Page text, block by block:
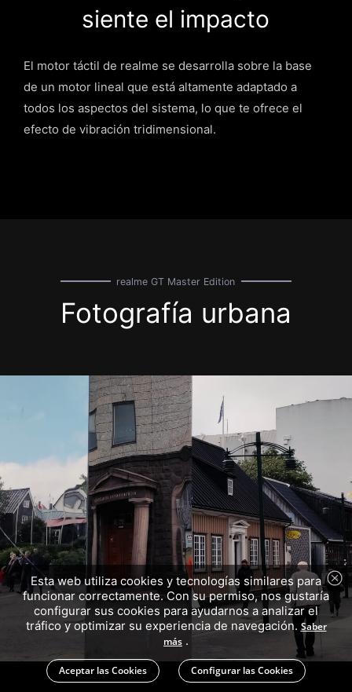
siente el impacto
El motor táctil de realme se desarrolla sobre la base
de un motor lineal que está altamente adaptado a
todos los aspectos del sistema, lo que te ofrece el
efecto de vibración tridimensional.
realme GT Master Edition
Fotografía urbana
Esta web utiliza cookies y tecnologías similares para
funcionar correctamente. Con su permiso, nos gustaría
configurar sus cookies para ayudarnos a analizar el
tráfico y optimizar su experiencia de navegación. Saber
más .
Aceptar las Cookies Configurar las Cookies